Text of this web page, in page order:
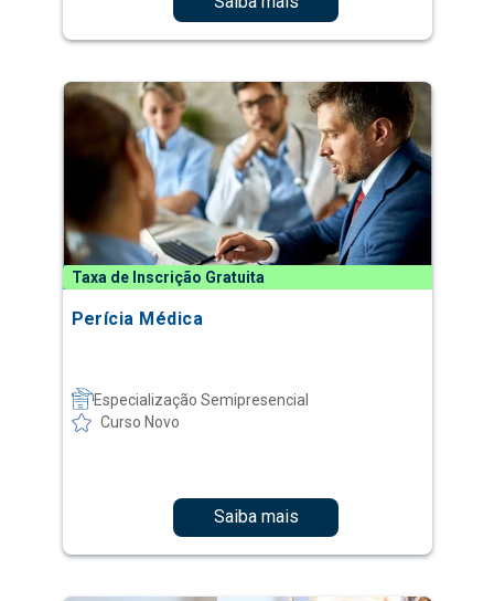
Taxa de Inscrição Gratuita
Perícia Médica
Especialização Semipresencial
Curso Novo
Saiba mais